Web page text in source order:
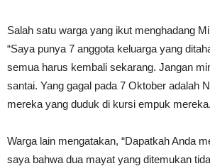
Salah satu warga yang ikut menghadang
“Saya punya 7 anggota keluarga yang
semua harus kembali sekarang. Jangan
santai. Yang gagal pada 7 Oktober adalah
mereka yang duduk di kursi empuk
Warga lain mengatakan, “Dapatkah Anda
saya bahwa dua mayat yang ditemukan